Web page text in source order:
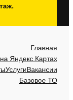
Главная
Яндекс.Картах
УслугиВакансии
Базовое ТО